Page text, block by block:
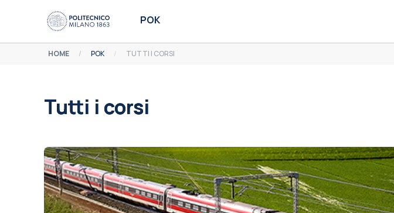
POK
HOME POK TUTTI I CORSI
Tutti i corsi
Aggregazione dei criteri